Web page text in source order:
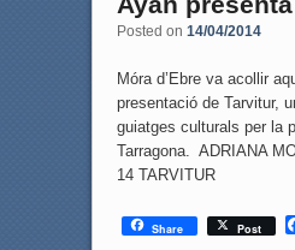
Posted on 14/04/2014
Móra d’Ebre va acollir
presentació de Tarvitur,
guiatges culturals per la
Tarragona. ADRIANA
14 TARVITUR
Share Post